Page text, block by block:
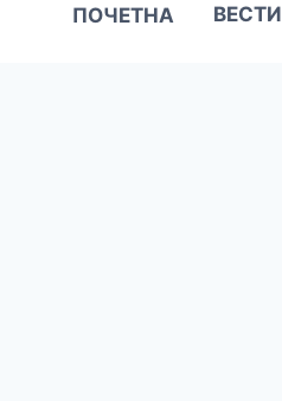
ПОЧЕТНА ВЕСТИ